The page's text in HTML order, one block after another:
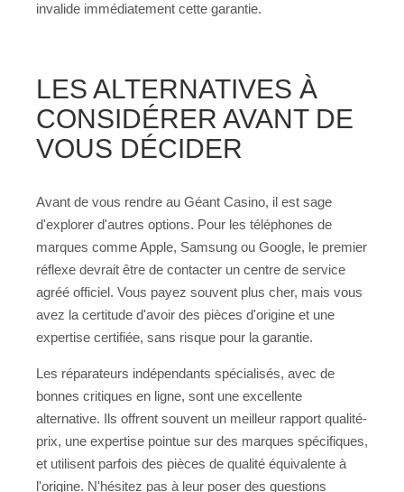
invalide immédiatement cette garantie.
LES ALTERNATIVES À
CONSIDÉRER AVANT DE
VOUS DÉCIDER
Avant de vous rendre au Géant Casino, il est sage
d'explorer d'autres options. Pour les téléphones de
marques comme Apple, Samsung ou Google, le premier
réflexe devrait être de contacter un centre de service
agréé officiel. Vous payez souvent plus cher, mais vous
avez la certitude d'avoir des pièces d'origine et une
expertise certifiée, sans risque pour la garantie.
Les réparateurs indépendants spécialisés, avec de
bonnes critiques en ligne, sont une excellente
alternative. Ils offrent souvent un meilleur rapport qualité-
prix, une expertise pointue sur des marques spécifiques,
et utilisent parfois des pièces de qualité équivalente à
l'origine. N'hésitez pas à leur poser des questions